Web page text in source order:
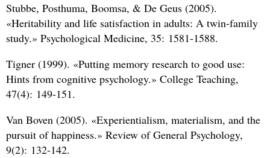
Stubbe, Posthuma, Boomsa, & De Geus (2005).
«Heritability and life satisfaction in adults: A twin-family
study.» Psychological Medicine, 35: 1581-1588.
Tigner (1999). «Putting memory research to good use:
Hints from cognitive psychology.» College Teaching,
47(4): 149-151.
Van Boven (2005). «Experientialism, materialism, and the
pursuit of happiness.» Review of General Psychology,
9(2): 132-142.